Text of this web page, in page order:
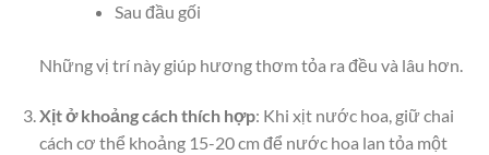
Sau đầu gối
Những vị trí này giúp hương thơm tỏa ra đều và lâu hơn.
Xịt ở khoảng cách thích hợp: Khi xịt nước hoa, giữ chai
cách cơ thể khoảng 15-20 cm để nước hoa lan tỏa một